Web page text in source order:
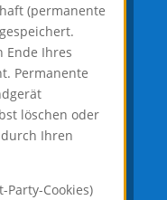
(permanente
Ende Ihres
Permanente
löschen oder
Ihren
Party-Cookies)